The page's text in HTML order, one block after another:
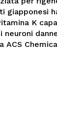
giapponesi
K
neuroni
ACS